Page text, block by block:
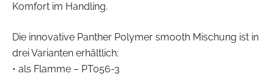
Komfort im Handling.
Die innovative Panther Polymer smooth Mischung ist in
drei Varianten erhältlich:
• als Flamme – PT056-3